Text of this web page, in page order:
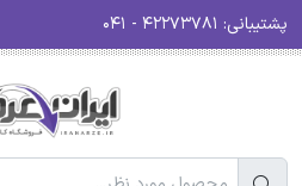
پشتیبانی: